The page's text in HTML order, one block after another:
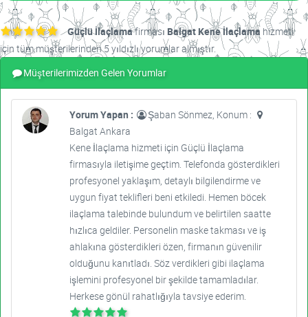
Güçlü İlaçlamafirması Balgat Kene İlaçlama hizmeti
için tüm müşterilerinden 5 yıldızlı yorumlar almıştır.
Müşterilerimizden Gelen Yorumlar
Yorum Yapan :
Şaban Sönmez, Konum :
Balgat Ankara
Kene İlaçlama hizmeti için Güçlü İlaçlama
firmasıyla iletişime geçtim. Telefonda gösterdikleri
profesyonel yaklaşım, detaylı bilgilendirme ve
uygun fiyat teklifleri beni etkiledi. Hemen böcek
ilaçlama talebinde bulundum ve belirtilen saatte
hızlıca geldiler. Personelin maske takması ve iş
ahlakına gösterdikleri özen, firmanın güvenilir
olduğunu kanıtladı. Söz verdikleri gibi ilaçlama
işlemini profesyonel bir şekilde tamamladılar.
Herkese gönül rahatlığıyla tavsiye ederim.